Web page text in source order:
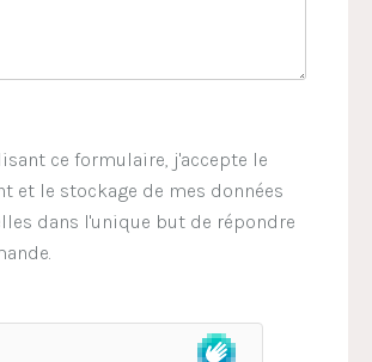
ce formulaire, j'accepte le
et le stockage de mes données
dans l'unique but de répondre